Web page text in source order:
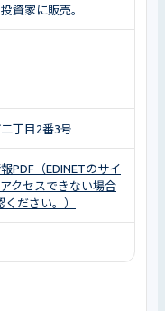
資家に販売。
丁目2番3号
PDF（EDINETのサイ
クセスできない場合
ださい。）